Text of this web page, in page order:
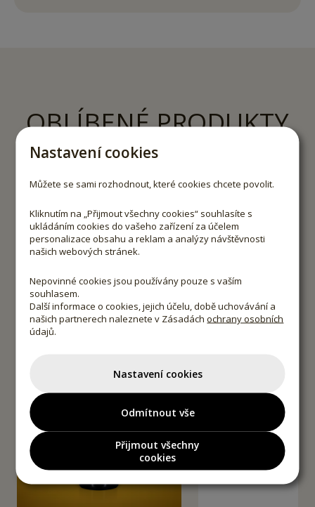
OBLÍBENÉ PRODUKTY
Produkty značky Pödör jsou vyráběny výhradně ze 100%
přírodních, prvotřídních surovin, které jsou pečlivě čištěny.
Nastavení cookies
Můžete se sami rozhodnout, které cookies chcete povolit.
Kliknutím na „Přijmout všechny cookies“ souhlasíte s
ukládáním cookies do vašeho zařízení za účelem
personalizace obsahu a reklam a analýzy návštěvnosti
našich webových stránek.
Nepovinné cookies jsou používány pouze s vaším
souhlasem.
Další informace o cookies, jejich účelu, době uchovávání a
našich partnerech naleznete v Zásadáchochrany osobních
údajů.
Nastavení cookies
Odmítnout vše
Přijmout všechny
cookies